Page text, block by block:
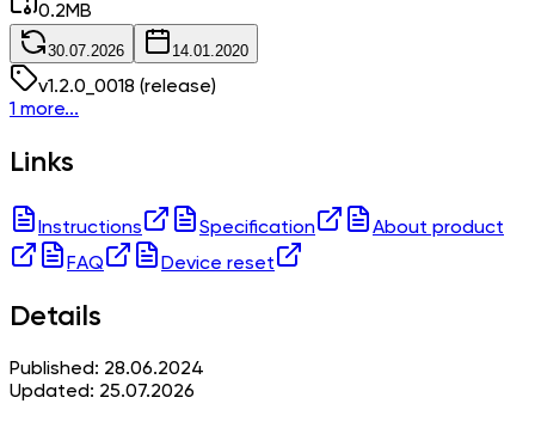
0.2MB
30.07.2026 14.01.2020
v1.2.0_0018 (release)
1 more...
Links
Instructions Specification
About product
FAQ
Device reset
Details
Published: 28.06.2024
Updated: 25.07.2026